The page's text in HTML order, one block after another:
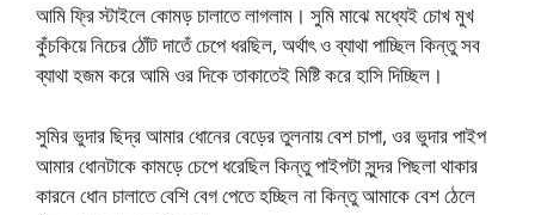
আমি ফ্রি স্টাইলে কোমড় চালাতে লাগলাম। সুমি মাঝে মধ্যেই চোখ মুখ
কুঁচকিয়ে নিচের ঠোঁট দাতেঁ চেপে ধরছিল, অর্থাৎ ও ব্যাথা পাচ্ছিল কিন্তু সব
ব্যাথা হজম করে আমি ওর দিকে তাকাতেই মিষ্টি করে হাসি দিচ্ছিল।
সুমির ভুদার ছিদ্র আমার ধোনের বেড়ের তুলনায় বেশ চাপা, ওর ভুদার পাইপ
আমার ধোনটাকে কামড়ে চেপে ধরেছিল কিন্তু পাইপটা সুন্দর পিছলা থাকার
কারনে ধোন চালাতে বেশি বেগ পেতে হচ্ছিল না কিন্তু আমাকে বেশ ঠেলে